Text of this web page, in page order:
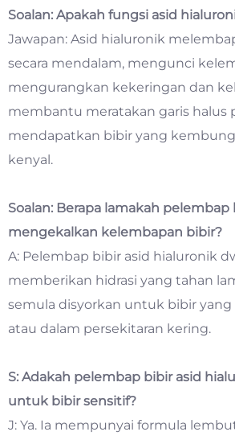
Soalan: Apakah fungsi asid
Jawapan: Asid hialuronik
secara mendalam, mengunci
mengurangkan kekeringan dan
membantu meratakan garis halus
mendapatkan bibir yang
kenyal.
Soalan: Berapa lamakah pelembap
mengekalkan kelembapan bibir?
A: Pelembap bibir asid hialuronik
memberikan hidrasi yang tahan
semula disyorkan untuk bibir
atau dalam persekitaran kering.
S: Adakah pelembap bibir asid
untuk bibir sensitif?
J: Ya. Ia mempunyai formula